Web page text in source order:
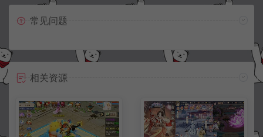
常见问题
相关资源